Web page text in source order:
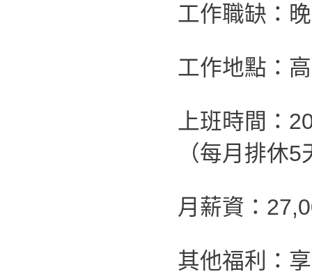
工作職缺：
工作地點：
上班時間：
（每月排休5
月薪資：
其他福利：